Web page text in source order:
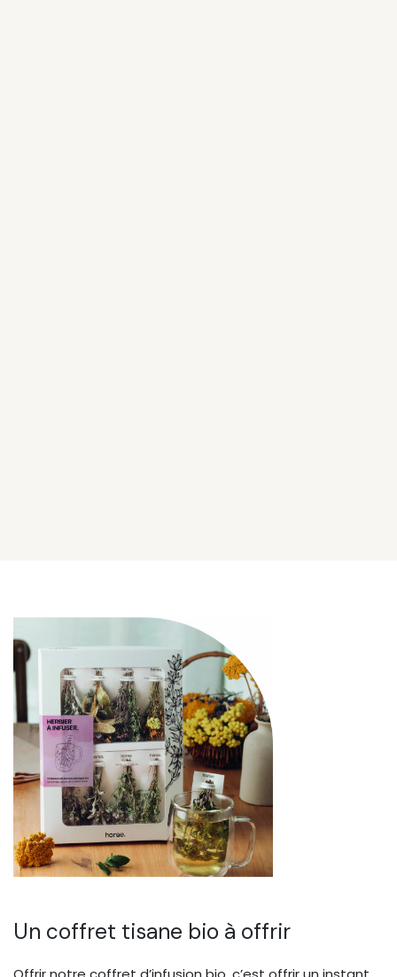
Un coffret tisane bio à offrir